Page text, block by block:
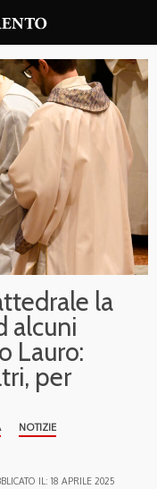
la
alcuni
Lauro:
per
NOTIZIE
IL: 18 APRILE 2025